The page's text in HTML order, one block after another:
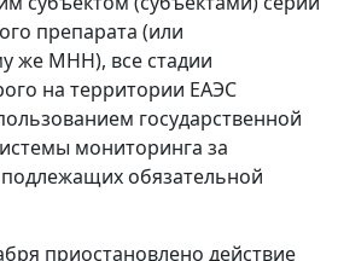
препарата (или
же МНН), все стадии
на территории ЕАЭС
государственной
мониторинга за
обязательной
приостановлено действие